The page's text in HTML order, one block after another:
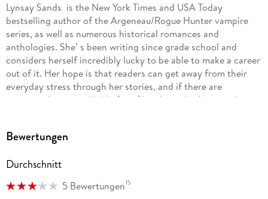
Lynsay Sands is the New York Times and USA Today
bestselling author of the Argeneau/Rogue Hunter vampire
series, as well as numerous historical romances and
anthologies. She’ s been writing since grade school and
considers herself incredibly lucky to be able to make a career
out of it. Her hope is that readers can get away from their
everyday stress through her stories, and if there are
occasional uncontrollable fits of laughter, that’ s just a big
Bewertungen
Durchschnitt
5 Bewertungen15